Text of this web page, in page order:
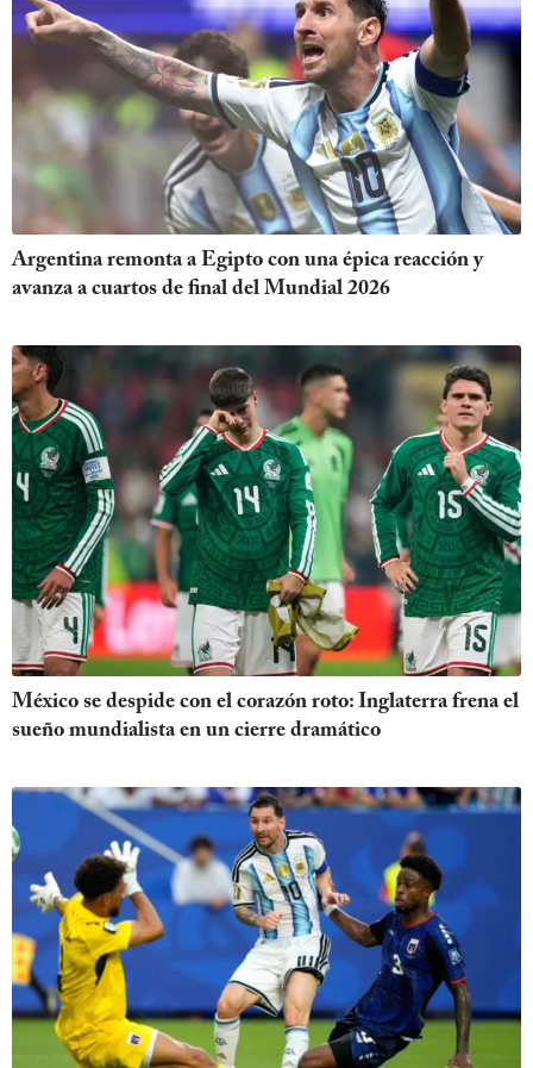
Argentina remonta a Egipto con una épica reacción y
avanza a cuartos de final del Mundial 2026
México se despide con el corazón roto: Inglaterra frena el
sueño mundialista en un cierre dramático